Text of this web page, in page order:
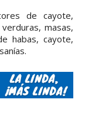
de cayote,
masas,
habas, cayote,